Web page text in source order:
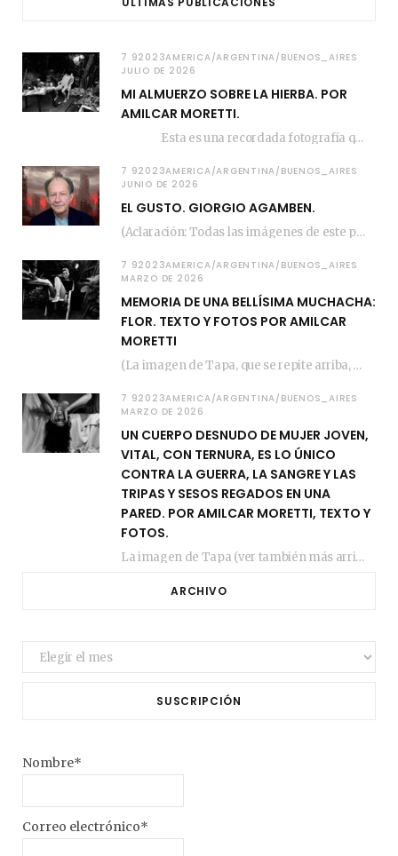
7 92023AMERICA/ARGENTINA/BUENOS_AIRES
JULIO DE 2026
MI ALMUERZO SOBRE LA HIERBA. POR
AMILCAR MORETTI.
Esta es una recordada fotografía que registré…
7 92023AMERICA/ARGENTINA/BUENOS_AIRES
JUNIO DE 2026
EL GUSTO. GIORGIO AGAMBEN.
(Aclaración: Todas las imágenes de este posteo fueron tomadas de Bloghemia.com, y todos los…
7 92023AMERICA/ARGENTINA/BUENOS_AIRES
MARZO DE 2026
MEMORIA DE UNA BELLÍSIMA MUCHACHA:
FLOR. TEXTO Y FOTOS POR AMILCAR
MORETTI
(La imagen de Tapa, que se repite arriba, fue compuesta por Amilcar Moretti el viernes…
7 92023AMERICA/ARGENTINA/BUENOS_AIRES
MARZO DE 2026
UN CUERPO DESNUDO DE MUJER JOVEN,
VITAL, CON TERNURA, ES LO ÚNICO
CONTRA LA GUERRA, LA SANGRE Y LAS
TRIPAS Y SESOS REGADOS EN UNA
PARED. POR AMILCAR MORETTI, TEXTO Y
FOTOS.
La imagen de Tapa (ver también más arriba) fue compuesta en estos días de febrero…
ARCHIVO
Archivo
SUSCRIPCIÓN
Nombre*
Correo electrónico*